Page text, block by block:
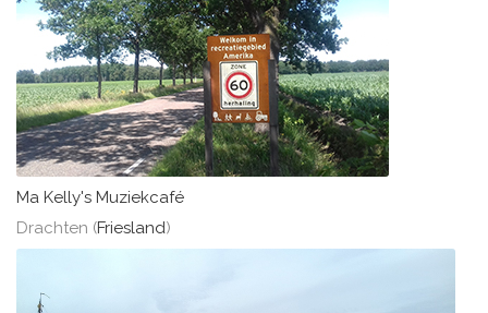
Ma Kelly's Muziekcafé
Drachten (Friesland)